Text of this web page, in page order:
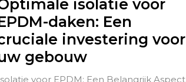
isolatie voor
daken: Een
investering voor
gebouwOptimale
isolatie
voor EPDM: Een Belangrijk Aspect